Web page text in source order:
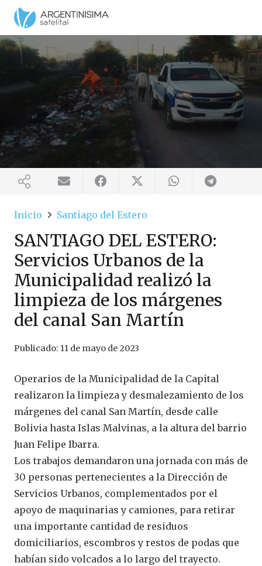
Inicio Santiago del Estero
SANTIAGO DEL ESTERO:
Servicios Urbanos de la
Municipalidad realizó la
limpieza de los márgenes
del canal San Martín
Publicado: 11 de mayo de 2023
Operarios de la Municipalidad de la Capital
realizaron la limpieza y desmalezamiento de los
márgenes del canal San Martín, desde calle
Bolivia hasta Islas Malvinas, a la altura del barrio
Juan Felipe Ibarra.
Los trabajos demandaron una jornada con más de
30 personas pertenecientes a la Dirección de
Servicios Urbanos, complementados por el
apoyo de maquinarias y camiones, para retirar
una importante cantidad de residuos
domiciliarios, escombros y restos de podas que
habían sido volcados a lo largo del trayecto.